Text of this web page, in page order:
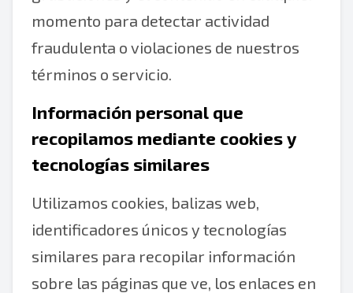
momento para detectar actividad
fraudulenta o violaciones de nuestros
términos o servicio.
Información personal que
recopilamos mediante cookies y
tecnologías similares
Utilizamos cookies, balizas web,
identificadores únicos y tecnologías
similares para recopilar información
sobre las páginas que ve, los enlaces en